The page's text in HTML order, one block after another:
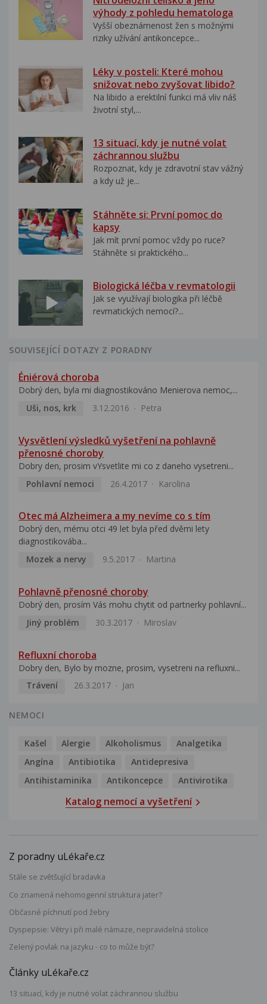
výhody z pohledu hematologa
Vyšší obeznámenost žen s možnými
riziky užívání antikoncepce...
Léky v posteli: Které mohou
snižovat nebo zvyšovat libido?
Na libido a erektilní funkci má vliv náš
životní styl,...
13 situací, kdy je nutné volat
záchrannou službu
Rozpoznat, kdy je zdravotní stav vážný
a kdy už je...
Stáhněte si: První pomoc do
kapsy
Jak mít první pomoc vždy po ruce?
Stáhněte si praktického...
Biologická léčba v revmatologii
Jak se využívají biologika při léčbě
revmatických nemocí?...
SOUVISEJÍCÍ DOTAZY Z PORADNY
Éniérová choroba
Dobrý den, byla mi diagnostikováno Menierova nemoc,...
Uši, nos, krk
3.12.2016 Petra
Vysvětlení výsledků vyšetření na pohlavně
přenosné choroby
Dobry den, prosim vYsvetlite mi co z daneho vysetreni...
Pohlavní nemoci
26.4.2017 Karolina
Otec má Alzheimera a my nevíme co s tím
Dobrý den, mému otci 49 let byla před dvěmi lety
diagnostikovába...
Mozek a nervy
9.5.2017 Martina
Pohlavně přenosné choroby
Dobrý den, prosím Vás mohu chytit od partnerky pohlavní...
Jiný problém
30.3.2017 Miroslav
Refluxní choroba
Dobry den, Bylo by mozne, prosim, vysetreni na refluxni...
Trávení
26.3.2017 Jan
NEMOCI
Kašel Alergie Alkoholismus
Analgetika
Angína
Antibiotika
Antidepresiva
Antihistaminika
Antikoncepce Antivirotika
Katalog nemocí a vyšetření
Z poradny uLékaře.cz
Stále se zvětšující bradavka
Co znamená nehomogenní struktura jater?
Občasné píchnutí pod žebry
Dyspepsie: Větry i při malé námaze, nepravidelná stolice
Zelený povlak na jazyku - co to může být?
Články uLékaře.cz
13 situací, kdy je nutné volat záchrannou službu